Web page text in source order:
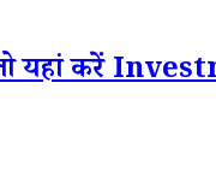
यहां करें